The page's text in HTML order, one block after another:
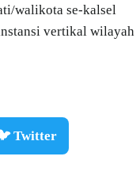
walikota se-kalsel
vertikal wilayah
Twitter